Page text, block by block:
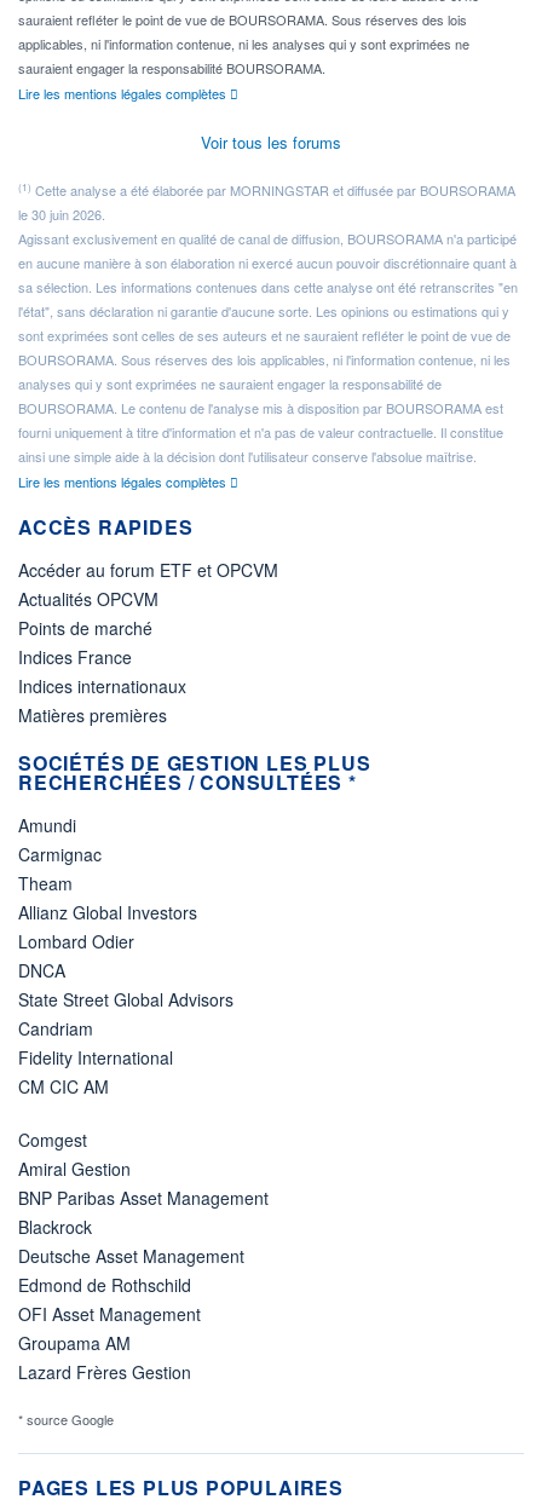
sauraient refléter le point de vue de BOURSORAMA. Sous réserves des lois
applicables, ni l'information contenue, ni les analyses qui y sont exprimées ne
sauraient engager la responsabilité BOURSORAMA.
Lire les mentions légales complètes
Voir tous les forums
(1) Cette analyse a été élaborée par MORNINGSTAR et diffusée par BOURSORAMA
le 30 juin 2026.
Agissant exclusivement en qualité de canal de diffusion, BOURSORAMA n'a participé
en aucune manière à son élaboration ni exercé aucun pouvoir discrétionnaire quant à
sa sélection. Les informations contenues dans cette analyse ont été retranscrites "en
l'état", sans déclaration ni garantie d'aucune sorte. Les opinions ou estimations qui y
sont exprimées sont celles de ses auteurs et ne sauraient refléter le point de vue de
BOURSORAMA. Sous réserves des lois applicables, ni l'information contenue, ni les
analyses qui y sont exprimées ne sauraient engager la responsabilité de
BOURSORAMA. Le contenu de l'analyse mis à disposition par BOURSORAMA est
fourni uniquement à titre d'information et n'a pas de valeur contractuelle. Il constitue
ainsi une simple aide à la décision dont l'utilisateur conserve l'absolue maîtrise.
Lire les mentions légales complètes
ACCÈS RAPIDES
Accéder au forum ETF et OPCVM
Actualités OPCVM
Points de marché
Indices France
Indices internationaux
Matières premières
SOCIÉTÉS DE GESTION LES PLUS
RECHERCHÉES / CONSULTÉES *
Amundi
Carmignac
Theam
Allianz Global Investors
Lombard Odier
DNCA
State Street Global Advisors
Candriam
Fidelity International
CM CIC AM
Comgest
Amiral Gestion
BNP Paribas Asset Management
Blackrock
Deutsche Asset Management
Edmond de Rothschild
OFI Asset Management
Groupama AM
Lazard Frères Gestion
* source Google
PAGES LES PLUS POPULAIRES